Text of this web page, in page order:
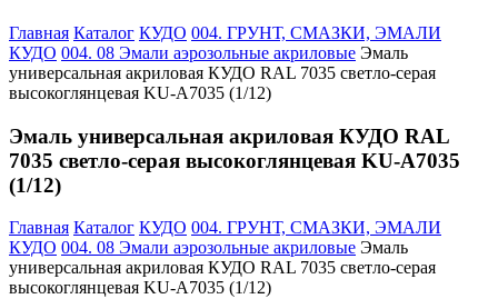
Главная Каталог КУДО 004. ГРУНТ, СМАЗКИ, ЭМАЛИ
КУДО 004. 08 Эмали аэрозольные акриловые Эмаль
универсальная акриловая КУДО RAL 7035 светло-серая
высокоглянцевая KU-A7035 (1/12)
Эмаль универсальная акриловая КУДО RAL
7035 светло-серая высокоглянцевая KU-A7035
(1/12)
Главная Каталог КУДО 004. ГРУНТ, СМАЗКИ, ЭМАЛИ
КУДО 004. 08 Эмали аэрозольные акриловые Эмаль
универсальная акриловая КУДО RAL 7035 светло-серая
высокоглянцевая KU-A7035 (1/12)